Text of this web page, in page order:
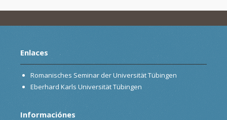
Enlaces
Romanisches Seminar der Universität Tübingen
Eberhard Karls Universität Tübingen
Informaciónes